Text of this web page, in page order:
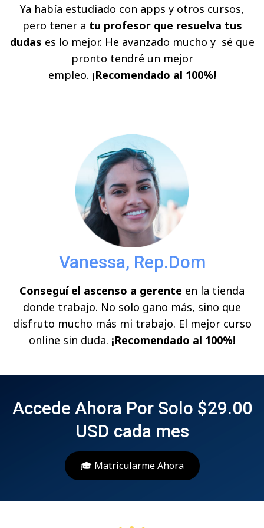
Ya había estudiado con apps y otros cursos,
pero tener a tu profesor que resuelva tus
dudas es lo mejor. He avanzado mucho y sé que
pronto tendré un mejor
empleo. ¡Recomendado al 100%!
Vanessa, Rep.Dom
Conseguí el ascenso a gerente en la tienda
donde trabajo. No solo gano más, sino que
disfruto mucho más mi trabajo. El mejor curso
online sin duda. ¡Recomendado al 100%!
Accede Ahora Por Solo $29.00
USD cada mes
🎓 Matricularme Ahora